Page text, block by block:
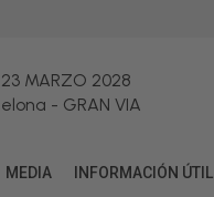
23 MARZO 2028
- GRAN VIA
MEDIA INFORMACIÓN ÚTIL